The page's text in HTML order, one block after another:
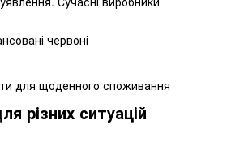
червоні
для щоденного споживання
різних ситуацій